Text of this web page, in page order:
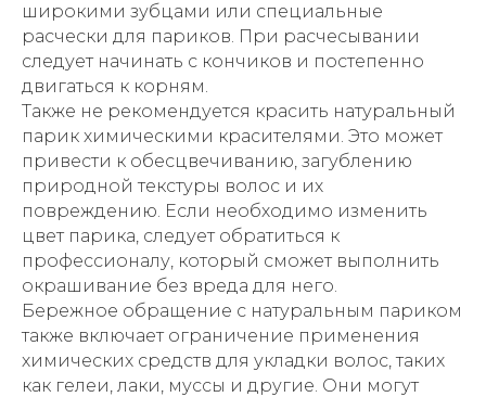
широкими зубцами или специальные
расчески для париков. При расчесывании
следует начинать с кончиков и постепенно
двигаться к корням.
Также не рекомендуется красить натуральный
парик химическими красителями. Это может
привести к обесцвечиванию, загублению
природной текстуры волос и их
повреждению. Если необходимо изменить
цвет парика, следует обратиться к
профессионалу, который сможет выполнить
окрашивание без вреда для него.
Бережное обращение с натуральным париком
также включает ограничение применения
химических средств для укладки волос, таких
как гелеи, лаки, муссы и другие. Они могут